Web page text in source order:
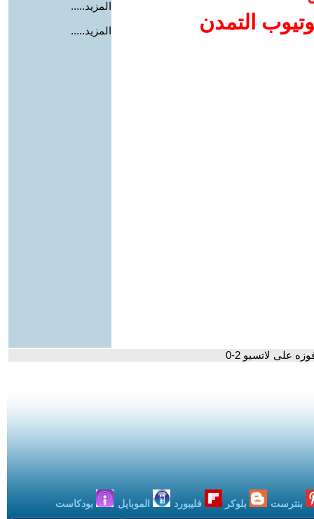
التمدن
المزيد.....
المزيد.....
على لاتسيو 2-0
بنترست بلوكر فليبورد الموبايل بودكاست